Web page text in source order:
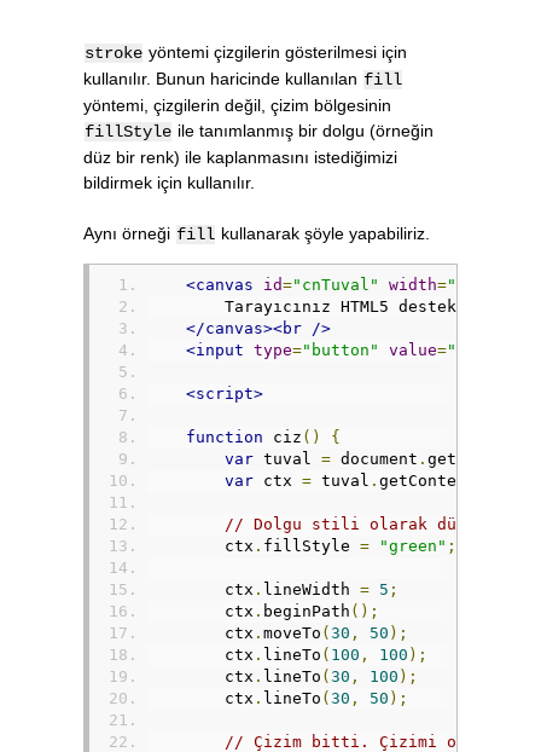
stroke yöntemi çizgilerin gösterilmesi için
kullanılır. Bunun haricinde kullanılan fill
yöntemi, çizgilerin değil, çizim bölgesinin
fillStyle ile tanımlanmış bir dolgu (örneğin
düz bir renk) ile kaplanmasını istediğimizi
bildirmek için kullanılır.
Aynı örneği fill kullanarak şöyle yapabiliriz.
<canvas id="cnTuval" width="200"
        Tarayıcınız HTML5 desteklemiyor
</canvas><br
/>
<input type="button" value="Çiz"
<script>
function ciz ()
{
var tuval = document .
var ctx = tuval . getContext
// Dolgu stili olarak düz yeşil
        ctx
. fillStyle = "green" ;
        ctx
. lineWidth = 5 ;
        ctx
. beginPath ();
        ctx
. moveTo (30 , 50 );
        ctx
. lineTo ( 100 , 100 );
        ctx
. lineTo (30 , 100 );
        ctx
. lineTo (30 , 50 );
// Çizim bitti. Çizimi oluştur ve